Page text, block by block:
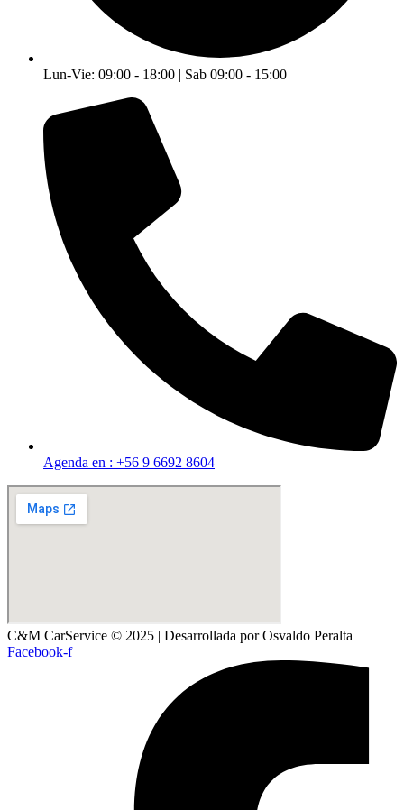
Lun-Vie: 09:00 - 18:00 | Sab 09:00 - 15:00
Agenda en : +56 9 6692 8604
C&M CarService © 2025 | Desarrollada por Osvaldo Peralta
Facebook-f